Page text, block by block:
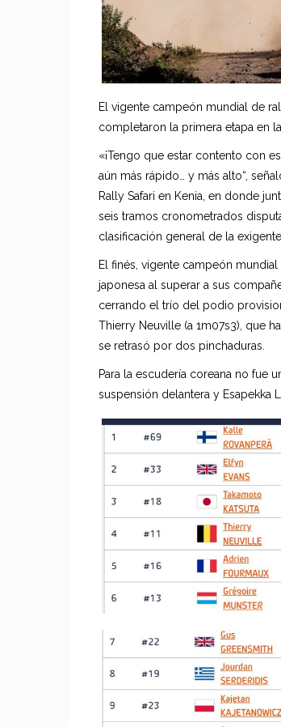
El vigente campeón mundial de
completaron la primera etapa en
«¡Tengo que estar contento con
aún más rápido… y más alto“,
Rally Safari en Kenia, en donde
seis tramos cronometrados
clasificación general de la
El finés, vigente campeón
japonesa al superar a sus
cerrando el trío del podio
Thierry Neuville (a 1m07s3), que
se retrasó por dos pinchaduras.
Para la escudería coreana no fue
suspensión delantera y Esapekka